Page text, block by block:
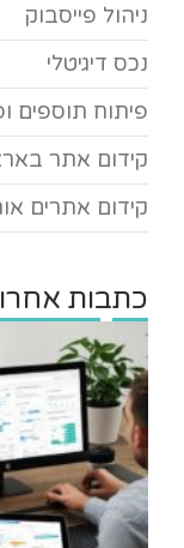
ניהול פייסבוק
נכס דיגיטלי
פיתוח תוספים
קידום אתר
קידום אתרים
כתבות